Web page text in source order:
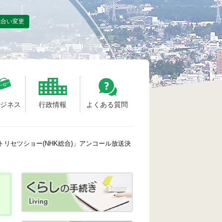
ネス 行政情報 よくある質問
い変更
セツショー(NHK総合)」アンコール放送決